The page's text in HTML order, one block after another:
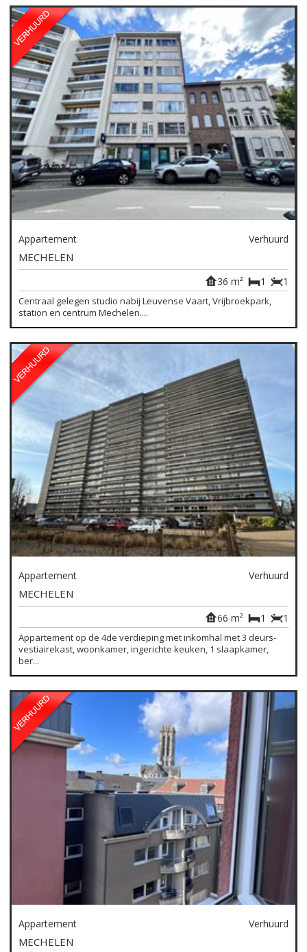
Appartement Verhuurd
MECHELEN
1
1
36 m²
Centraal gelegen studio nabij Leuvense Vaart, Vrijbroekpark,
station en centrum Mechelen....
Appartement Verhuurd
MECHELEN
1
1
66 m²
Appartement op de 4de verdieping met inkomhal met 3 deurs-
vestiairekast, woonkamer, ingerichte keuken, 1 slaapkamer,
ber...
Appartement Verhuurd
MECHELEN